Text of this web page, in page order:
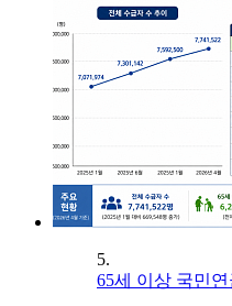
5.
65세 이상 국민연